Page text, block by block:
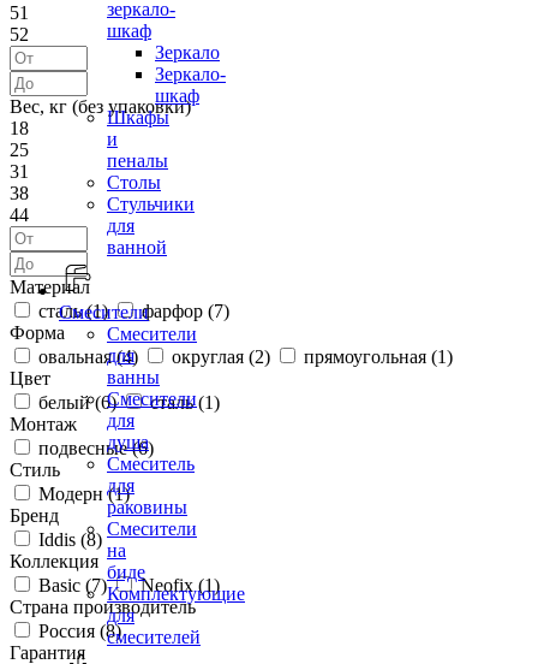
зеркало-
шкаф
Зеркало
Зеркало-
шкаф
Шкафы
и
пеналы
Столы
Стульчики
для
ванной
Смесители
Смесители
для
ванны
Смесители
для
душа
Смеситель
для
раковины
Смесители
на
биде
Комплектующие
для
смесителей
51
52
Вес, кг (без упаковки)
18
25
31
38
44
Материал
сталь (1) фарфор (7)
Форма
овальная (4) округлая (2) прямоугольная (1)
Цвет
белый (6) сталь (1)
Монтаж
подвесные (6)
Стиль
Модерн (1)
Бренд
Iddis (8)
Коллекция
Basic (7) Neofix (1)
Страна производитель
Россия (8)
Гарантия